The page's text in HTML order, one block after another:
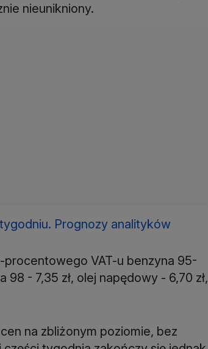
nieunikniony.
Prognozy analityków
procentowego VAT-u benzyna 95-
- 7,35 zł, olej napędowy - 6,70 zł,
na zbliżonym poziomie, bez